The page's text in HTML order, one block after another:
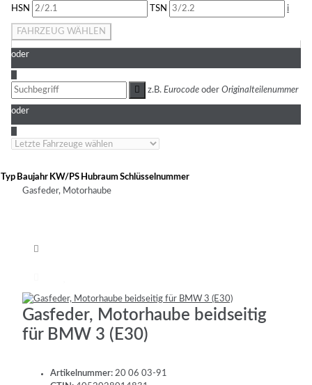
HSN
TSN i
FAHRZEUG WÄHLEN
oder
z.B. Eurocode oder Originalteilenummer
oder
Typ Baujahr KW/PS HubraumSchlüsselnummer
Gasfeder, Motorhaube
Gasfeder, Motorhaube beidseitig
für BMW 3 (E30)
Artikelnummer: 20 06 03-91